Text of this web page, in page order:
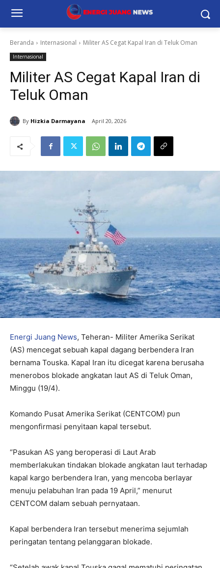
Beranda Internasional Militer AS Cegat Kapal Iran di Teluk Oman
Internasional
Militer AS Cegat Kapal Iran di
Teluk Oman
By Hizkia Darmayana April 20, 2026
Energi Juang News, Teheran- Militer Amerika Serikat
(AS) mencegat sebuah kapal dagang berbendera Iran
bernama Touska. Kapal Iran itu dicegat karena berusaha
menerobos blokade angkatan laut AS di Teluk Oman,
Minggu (19/4).
Komando Pusat Amerika Serikat (CENTCOM) pun
mengonfirmasi penyitaan kapal tersebut.
“Pasukan AS yang beroperasi di Laut Arab
memberlakukan tindakan blokade angkatan laut terhadap
kapal kargo berbendera Iran, yang mencoba berlayar
menuju pelabuhan Iran pada 19 April,” menurut
CENTCOM dalam sebuah pernyataan.
Kapal berbendera Iran tersebut menerima sejumlah
peringatan tentang pelanggaran blokade.